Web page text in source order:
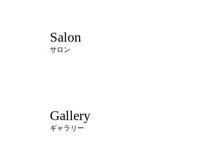
Salon
サロン
Gallery
ギャラリー